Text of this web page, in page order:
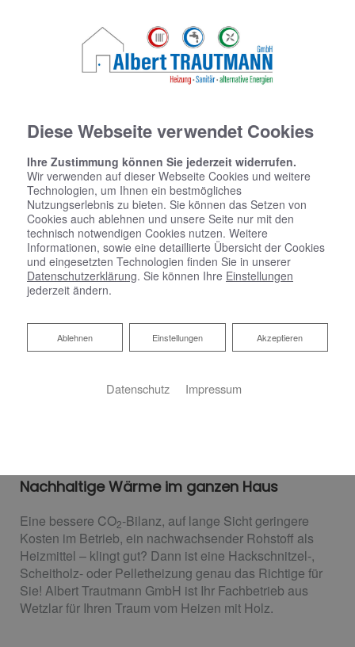
Nachhaltige Wärme im ganzen Haus
Eine bessere CO2-Bilanz, auf lange Sicht geringere
Kosten im Betrieb, ein nachwachsender Rohstoff als
Heizmittel – klingt gut? Dann ist eine Hackschnitzel-,
Scheitholz- oder Pelletheizung genau das Richtige für
Sie! Albert Trautmann GmbH ist Ihr Fachbetrieb aus
Wetzlar für Ihren Traum vom Heizen mit Holz.
Diese Webseite verwendet Cookies
Ihre Zustimmung können Sie jederzeit widerrufen.
Wir verwenden auf dieser Webseite Cookies und weitere
Technologien, um Ihnen ein bestmögliches
Nutzungserlebnis zu bieten. Sie können das Setzen von
Cookies auch ablehnen und unsere Seite nur mit den
technisch notwendigen Cookies nutzen. Weitere
Informationen, sowie eine detaillierte Übersicht der Cookies
und eingesetzten Technologien finden Sie in unserer
Datenschutzerklärung. Sie können Ihre Einstellungen
jederzeit ändern.
Akzeptieren
Einstellungen
Ablehnen
Ablehnen
Datenschutz Impressum